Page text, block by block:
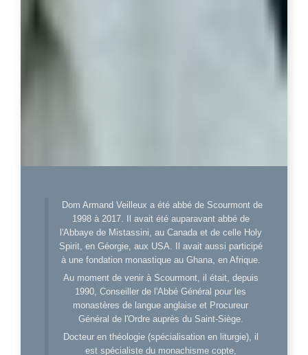
Dom Armand Veilleux a été abbé de Scourmont de
1998 à 2017. Il avait été auparavant abbé de
l'Abbaye de Mistassini, au Canada et de celle Holy
Spirit, en Géorgie, aux USA. Il avait aussi participé
à une fondation monastique au Ghana, en Afrique.
Au moment de venir à Scourmont, il était, depuis
1990, Conseiller de l'Abbé Général pour les
monastères de langue anglaise et Procureur
Général de l'Ordre auprès du Saint-Siège.
Docteur en théologie (spécialisation en liturgie), il
est spécialiste du monachisme copte,